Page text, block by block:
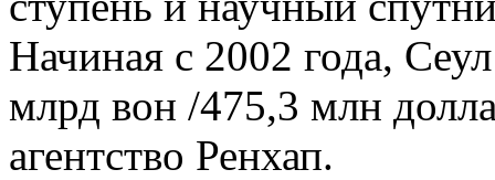
Начиная с 2002 года,
млрд вон /475,3 млн
агентство Ренхап.